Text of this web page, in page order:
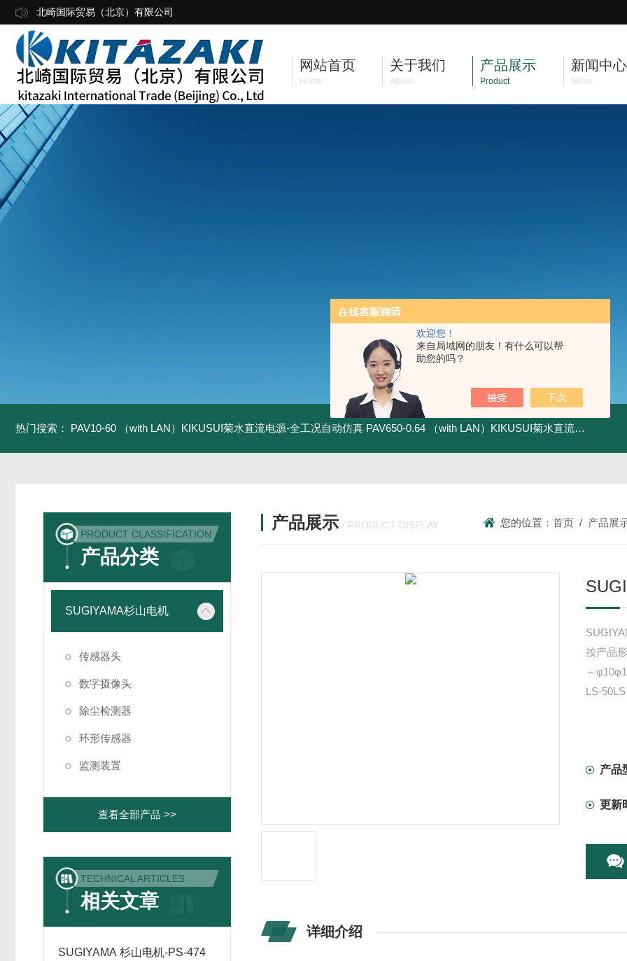
欢迎您！
来自局域网的朋友！有什么可以帮
助您的吗？
北崎国际贸易（北京）有限公司
网站首页
Home
关于我们
About
产品展示
Product
新闻中心
News
热门搜索： PAV10-60 （with LAN）KIKUSUI菊水直流电源-全工况自动仿真 PAV650-0.64 （with LAN）KIKUSUI菊水直流电源-四象限节能测试
PRODUCT CLASSIFICATION
产品分类
SUGIYAMA杉山电机
传感器头
数字摄像头
除尘检测器
环形传感器
监测装置
查看全部产品 >>
TECHNICAL ARTICLES
相关文章
SUGIYAMA 杉山电机-PS-474
产品展示 / PRODUCT DISPLAY 您的位置：首页 / 产品展
按产品
～
LS-
产品
更新
详细介绍